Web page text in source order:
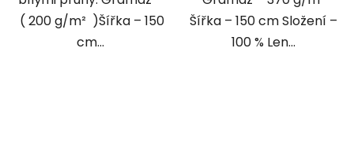
( 200 g/m² )Šířka – 150
cm...
Šířka – 150 cm Složení –
100 % Len...